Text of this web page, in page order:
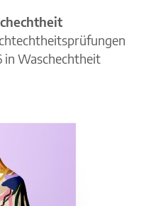
in Waschechtheit